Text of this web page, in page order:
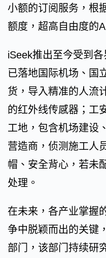
小额的订阅服务，根
额度，超高自由度的
iSeek推出至今受到
已落地国际机场、国
货，导入精准的人流
的红外线传感器；工
工地，包含机场建设
营造商，侦测施工人
帽、安全背心，若未
处理。
在未来，各产业掌握
争中脱颖而出的关键
部门，该部门持续研